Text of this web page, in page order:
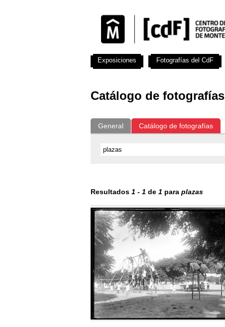
Catálogo de fotografías
General Catálogo de fotografías
Resultados 1 - 1 de 1 para plazas
Exposiciones Fotografías del CdF